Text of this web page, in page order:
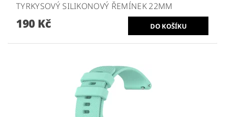
TYRKYSOVÝ SILIKONOVÝ ŘEMÍNEK 22MM
190 Kč